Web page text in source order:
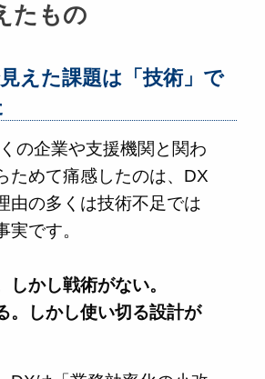
たもの
えた課題は「技術」で
の企業や支援機関と関わ
ためて痛感したのは、DX
由の多くは技術不足では
実です。
しかし戦術がない。
。しかし使い切る設計が